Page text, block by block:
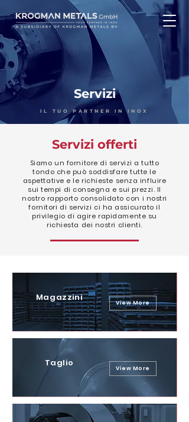
Servizi
IL TUO PARTNER IN INOX
Servizi offerti
Siamo un fornitore di servizi a tutto
tondo che può soddisfare tutte le
aspettative e le richieste senza influire
sui tempi di consegna e sui prezzi. Il
nostro rapporto consolidato con i nostri
fornitori di servizi ci ha assicurato il
privilegio di agire rapidamente su
richiesta dei nostri clienti.
Magazzini View More
Taglio View More